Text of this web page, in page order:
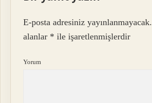
E-posta adresiniz yayınlanmayacak.
alanlar * ile işaretlenmişlerdir
Yorum